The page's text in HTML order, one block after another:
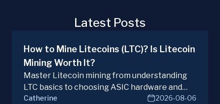
Latest Posts
How to Mine Litecoins (LTC)? Is Litecoin
Mining Worth It?
Master Litecoin mining from understanding
LTC basics to choosing ASIC hardware and
joining mining pools. Optimize your Litecoin
Catherine 2026-08-06